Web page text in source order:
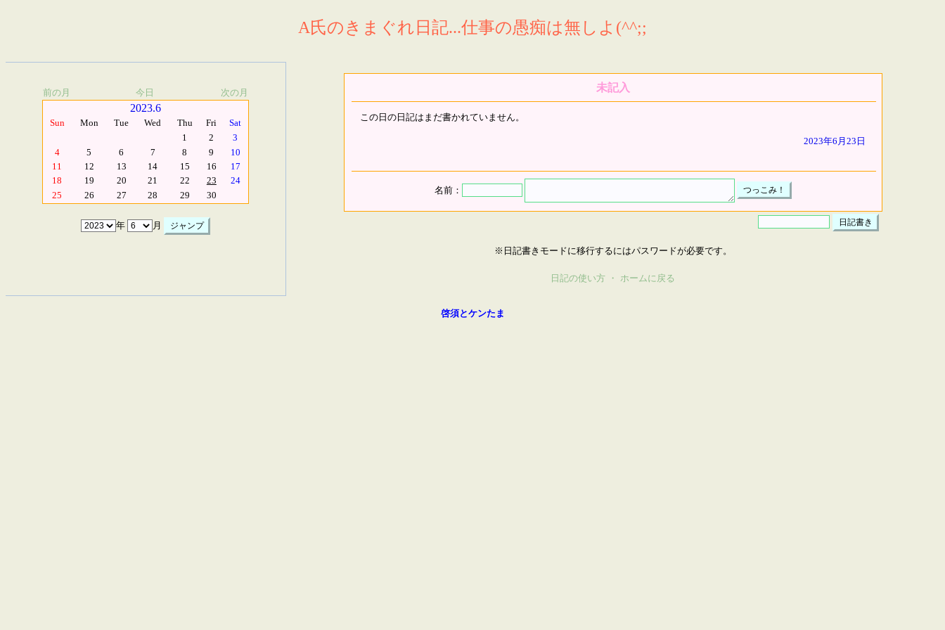
A氏のきまぐれ日記...仕事の愚痴は無しよ(^^;;
前の月 今日 次の月
2023.6
Sun Mon Tue Wed Thu Fri
Sat
1
2
3
4
5 6 7 8 9
10
11
12 13 14 15 16
17
18
19 20 21 22 23
24
25
26 27 28 29 30
年 月
未記入
この日の日記はまだ書かれていません。
2023年6月23日
名前：
※日記書きモードに移行するにはパスワードが必要です。
日記の使い方 ・ ホームに戻る
啓須とケンたま